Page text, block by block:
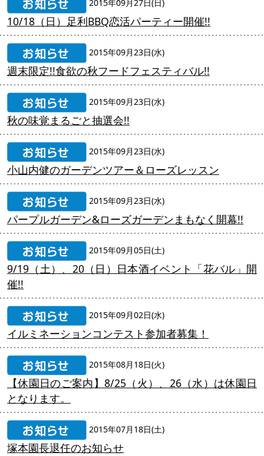
2015年09月27日(日)
10/18（日）足利BBQ恋活パーティー開催!!
2015年09月23日(水)
週末限定!!食欲の秋フードフェスティバル!!
2015年09月23日(水)
秋の味覚まるごと抽選会!!
2015年09月23日(水)
小山内健のガーデンツアー＆ローズレッスン
2015年09月23日(水)
パープルガーデン&ローズガーデンまもなく開幕!!
2015年09月05日(土)
9/19（土）、20（日）日本酒イベント「花バル」開
催!!
2015年09月02日(水)
イルミネーションコンテスト参加者募集！
2015年08月18日(火)
【休園日のご案内】8/25（火）、26（水）は休園日
となります。
2015年07月18日(土)
塚本園長退任のお知らせ